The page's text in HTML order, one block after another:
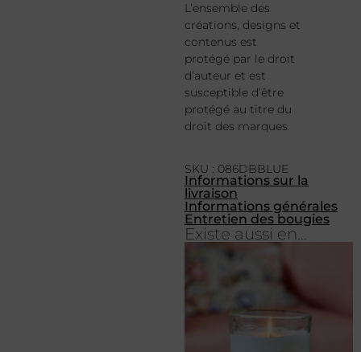
L’ensemble des
créations, designs et
contenus est
protégé par le droit
d’auteur et est
susceptible d’être
protégé au titre du
droit des marques.
SKU : 086DBBLUE
Informations sur la
livraison
Informations générales
Entretien des bougies
Existe aussi en...